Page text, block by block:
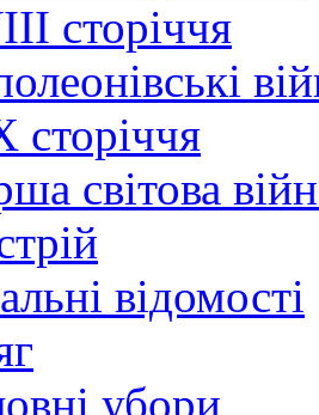
сторіччя
сторіччя
світова
відомості
убори